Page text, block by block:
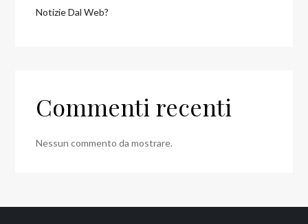
Notizie Dal Web?
Commenti recenti
Nessun commento da mostrare.